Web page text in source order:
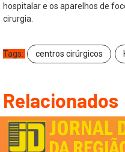
hospitalar e os aparelhos de
cirurgia.
Tags: centros cirúrgicos
Relacionados